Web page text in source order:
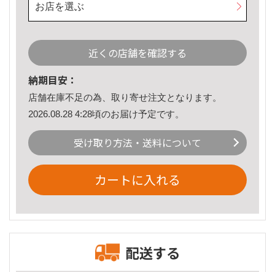
お店を選ぶ
近くの店舗を確認する
納期目安：
店舗在庫不足の為、取り寄せ注文となります。
2026.08.28 4:28頃のお届け予定です。
受け取り方法・送料について
カートに入れる
配送する